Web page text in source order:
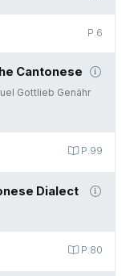
P.6
Cantonese
Gottlieb Genähr
P.99
Dialect
P.80